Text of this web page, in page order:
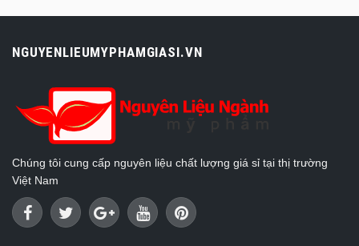
NGUYENLIEUMYPHAMGIASI.VN
Chúng tôi cung cấp nguyên liệu chất lượng giá sỉ tại thị trường
Việt Nam